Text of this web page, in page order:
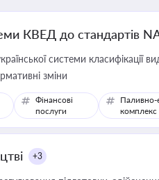
КВЕД до стандартів
системи класифікації
зміни
Фінансові
послуги
Паливно-
комплекс
+3